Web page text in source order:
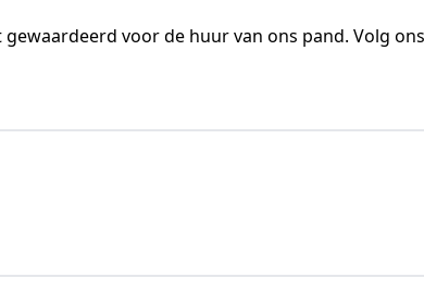
voor de huur van ons pand. Volg